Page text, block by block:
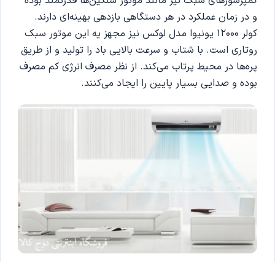
و در زمان عملکرد در هر دستگاهی بازدهی بهینه‌ای دارند.
کولر 12000 یونیوا مدل لوکس نیز مجهز یه این موتور سبک
روتاری است. با شتاب و سرعت بالایی باد را تولید و از طریق
پره‌ها در محیط پرتاب می‌کند. از نظر مصرف انرژی کم مصرف
بوده و صدایی بسیار پایین را ایجاد می‌کنند.